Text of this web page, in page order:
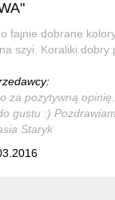
fajnie dobrane
szyi. Koraliki dobry
za pozytywną
gustu :)
Staryk